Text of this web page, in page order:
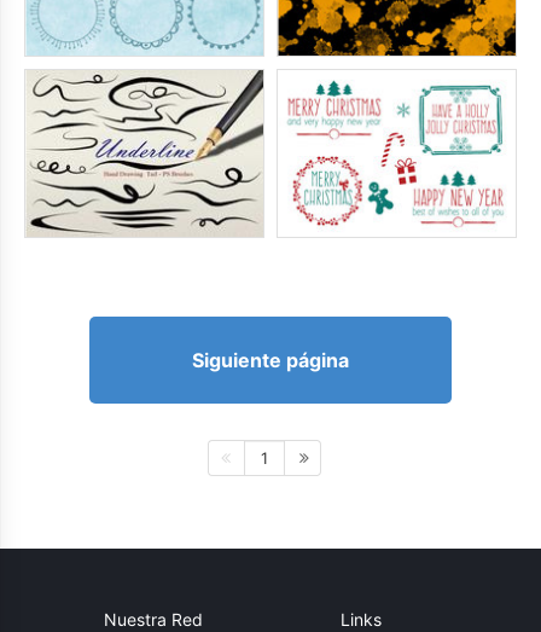
Siguiente página
1
Nuestra Red Links